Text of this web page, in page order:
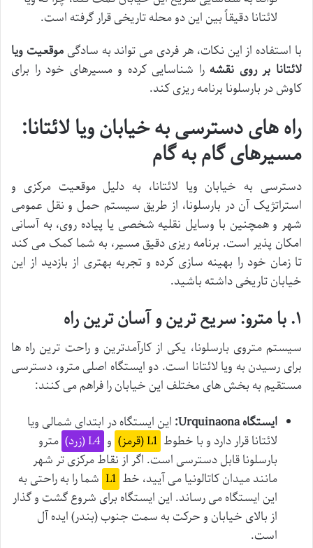
لائتانا دقیقاً بین این دو محله تاریخی قرار گرفته است.
با استفاده از این نکات، هر فردی می تواند به سادگیموقعیت ویا
لائتانا بر روی نقشه را شناسایی کرده و مسیرهای خود را برای
کاوش در بارسلونا برنامه ریزی کند.
راه های دسترسی به خیابان ویا لائتانا:
مسیرهای گام به گام
دسترسی به خیابان ویا لائتانا، به دلیل موقعیت مرکزی و
استراتژیک آن در بارسلونا، از طریق سیستم حمل و نقل عمومی
شهر و همچنین با وسایل نقلیه شخصی یا پیاده روی، به آسانی
امکان پذیر است. برنامه ریزی دقیق مسیر، به شما کمک می کند
تا زمان خود را بهینه سازی کرده و تجربه بهتری از بازدید از این
خیابان تاریخی داشته باشید.
۱. با مترو: سریع ترین و آسان ترین راه
سیستم متروی بارسلونا، یکی از کارآمدترین و راحت ترین راه ها
برای رسیدن به ویا لائتانا است. دو ایستگاه اصلی مترو، دسترسی
مستقیم به بخش های مختلف این خیابان را فراهم می کنند:
ایستگاه Urquinaona:
این ایستگاه در ابتدای شمالی ویا
لائتانا قرار دارد و با خطوط L1 (قرمز) و L4 (زرد)
مترو
بارسلونا قابل دسترسی است. اگر از نقاط مرکزی تر شهر
مانند میدان کاتالونیا می آیید، خط L1 شما را به راحتی به
این ایستگاه می رساند. این ایستگاه برای شروع گشت و گذار
از بالای خیابان و حرکت به سمت جنوب (بندر) ایده آل
است.